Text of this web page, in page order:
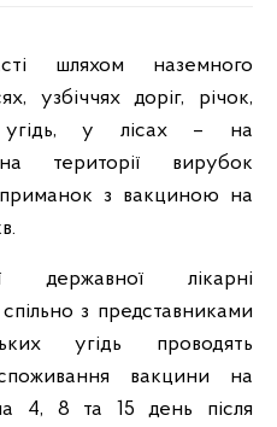
узбіччях доріг, річок,
угідь, у лісах – на
території вирубок
з вакциною на
державної лікарні
з представниками
угідь проводять
вакцини на
4, 8 та 15 день після